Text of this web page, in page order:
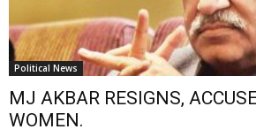
Political News
MJ AKBAR RESIGNS,
WOMEN.